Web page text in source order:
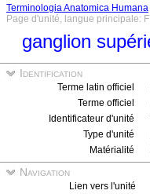
Terminologia Anatomica Humana
Page d'unité, langue principale:
ganglion
Identification
Terme latin officiel
Terme officiel
Identificateur d'unité
Type d'unité
Matérialité
Navigation
Lien vers l'unité